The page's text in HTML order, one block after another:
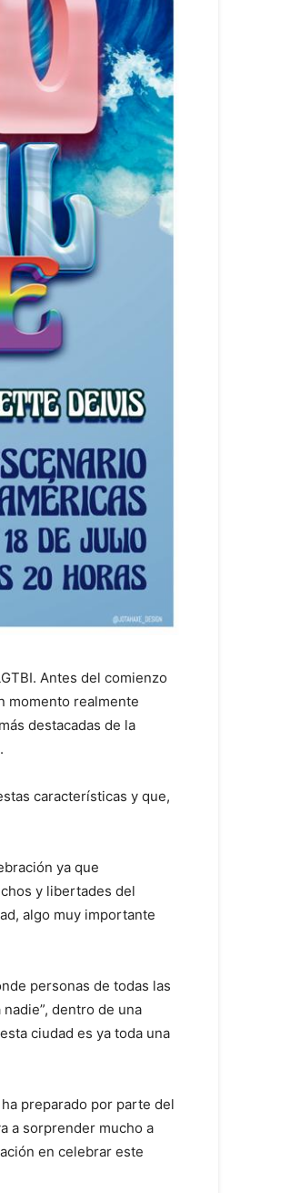
Antes del comienzo
momento realmente
destacadas de la
características y que,
ya que
y libertades del
algo muy importante
personas de todas las
dentro de una
ciudad es ya toda una
preparado por parte del
a sorprender mucho a
en celebrar este